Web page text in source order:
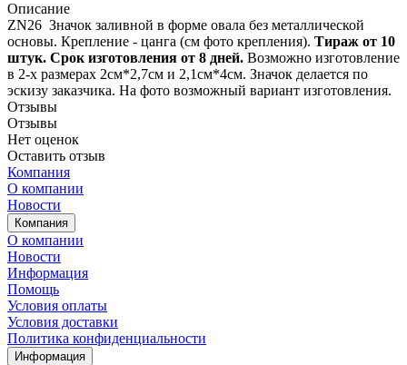
Описание
ZN26 Значок заливной в форме овала без металлической
основы. Крепление - цанга (см фото крепления). Тираж от 10
штук. Срок изготовления от 8 дней. Возможно изготовление
в 2-х размерах 2см*2,7см и 2,1см*4см. Значок делается по
эскизу заказчика. На фото возможный вариант изготовления.
Отзывы
Отзывы
Нет оценок
Оставить отзыв
Компания
О компании
Новости
Компания
О компании
Новости
Информация
Помощь
Условия оплаты
Условия доставки
Политика конфиденциальности
Информация